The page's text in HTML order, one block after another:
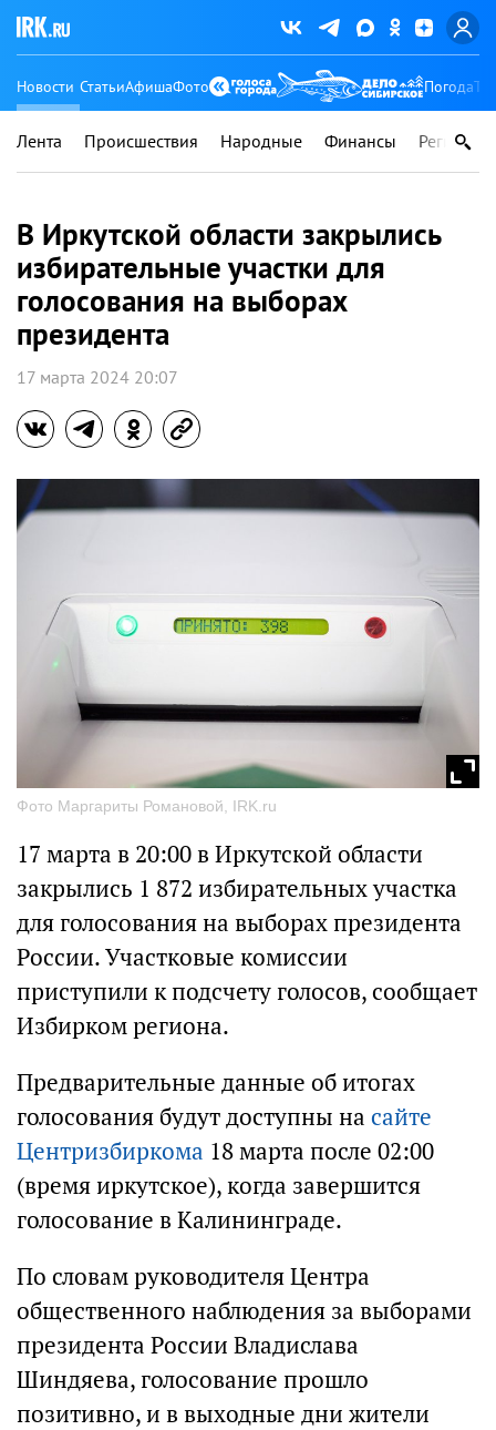
Новости СтатьиАфишаФото Погода
Лента Происшествия Народные Финансы Регионы
В Иркутской области закрылись
избирательные участки для
голосования на выборах
президента
17 марта 2024 20:07
Фото Маргариты Романовой, IRK.ru
17 марта в 20:00 в Иркутской области
закрылись 1 872 избирательных участка
для голосования на выборах президента
России. Участковые комиссии
приступили к подсчету голосов, сообщает
Избирком региона.
Предварительные данные об итогах
голосования будут доступны на сайте
Центризбиркома 18 марта после 02:00
(время иркутское), когда завершится
голосование в Калининграде.
По словам руководителя Центра
общественного наблюдения за выборами
президента России Владислава
Шиндяева, голосование прошло
позитивно, и в выходные дни жители